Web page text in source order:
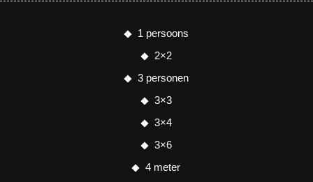
1 persoons
2×2
3 personen
3×3
3×4
3×6
4 meter